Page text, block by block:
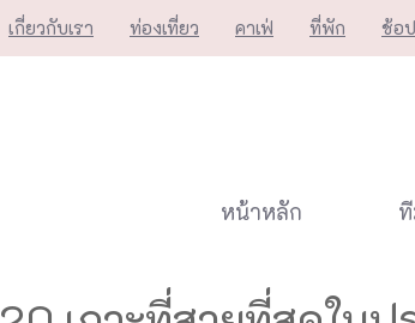
เกี่ยวกับเรา ท่องเที่ยว คาเฟ่ ที่พัก ช้อ
หน้าหลัก